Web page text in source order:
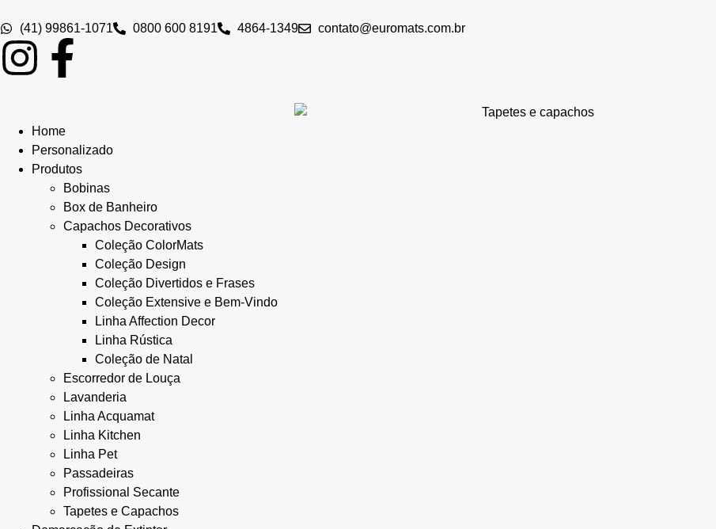
(41) 99861-1071 0800 600 8191 4864-1349 contato@euromats.com.br
Home
Personalizado
Produtos
Bobinas
Box de Banheiro
Capachos Decorativos
Coleção ColorMats
Coleção Design
Coleção Divertidos e Frases
Coleção Extensive e Bem-Vindo
Linha Affection Decor
Linha Rústica
Coleção de Natal
Escorredor de Louça
Lavanderia
Linha Acquamat
Linha Kitchen
Linha Pet
Passadeiras
Profissional Secante
Tapetes e Capachos